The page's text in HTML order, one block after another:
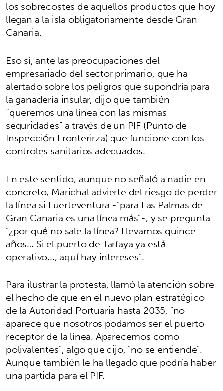
los sobrecostes de aquellos productos que hoy
llegan a la isla obligatoriamente desde Gran
Canaria.
Eso sí, ante las preocupaciones del
empresariado del sector primario, que ha
alertado sobre los peligros que supondría para
la ganadería insular, dijo que también
“queremos una línea con las mismas
seguridades” a través de un PIF (Punto de
Inspección Fronterirza) que funcione con los
controles sanitarios adecuados.
En este sentido, aunque no señaló a nadie en
concreto, Marichal advierte del riesgo de perder
la línea si Fuerteventura -"para Las Palmas de
Gran Canaria es una línea más"-, y se pregunta
"¿por qué no sale la línea? Llevamos quince
años… Si el puerto de Tarfaya ya está
operativo..., aquí hay intereses".
Para ilustrar la protesta, llamó la atención sobre
el hecho de que en el nuevo plan estratégico
de la Autoridad Portuaria hasta 2035, "no
aparece que nosotros podamos ser el puerto
receptor de la línea. Aparecemos como
polivalentes", algo que dijo, "no se entiende".
Aunque también le ha llegado que podría haber
una partida para el PIF.